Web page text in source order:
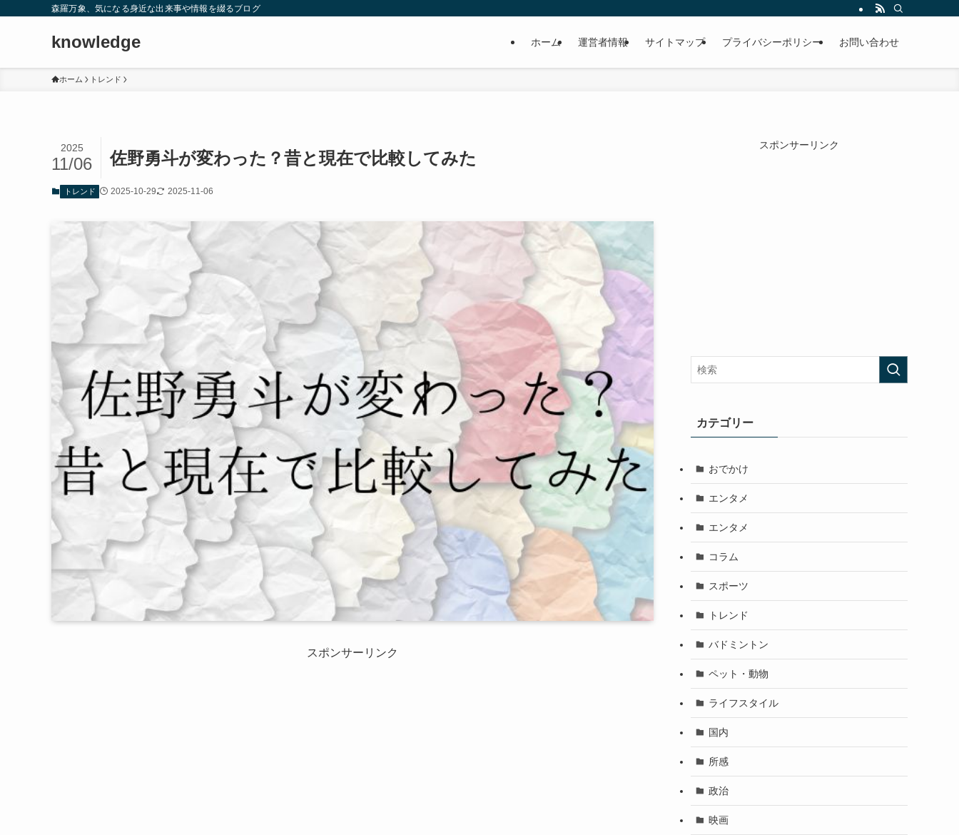
森羅万象、気になる身近な出来事や情報を綴るブログ
knowledge ホーム 運営者情報 サイトマップ プライバシーポリシー お問い合わせ
ホーム トレンド
佐野勇斗が変わった？昔と現在で比較してみた
2025
11/06
トレンド 2025-10-29 2025-11-06
スポンサーリンク
スポンサーリンク
カテゴリー
おでかけ
エンタメ
エンタメ
コラム
スポーツ
トレンド
バドミントン
ペット・動物
ライフスタイル
国内
所感
政治
映画